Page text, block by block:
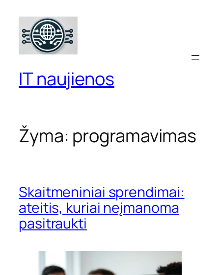
turinio
IT naujienos
Žyma: programavimas
Skaitmeniniai sprendimai:
ateitis, kuriai neįmanoma
pasitraukti